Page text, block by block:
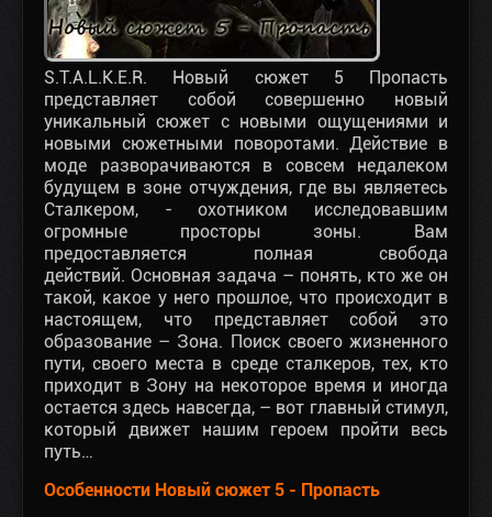
S.T.A.L.K.E.R. Новый сюжет 5 Пропасть
представляет собой совершенно новый
уникальный сюжет с новыми ощущениями и
новыми сюжетными поворотами. Действие в
моде разворачиваются в совсем недалеком
будущем в зоне отчуждения, где вы являетесь
Сталкером, - охотником исследовавшим
огромные просторы зоны. Вам
предоставляется полная свобода
действий. Основная задача – понять, кто же он
такой, какое у него прошлое, что происходит в
настоящем, что представляет собой это
образование – Зона. Поиск своего жизненного
пути, своего места в среде сталкеров, тех, кто
приходит в Зону на некоторое время и иногда
остается здесь навсегда, – вот главный стимул,
который движет нашим героем пройти весь
путь…
Особенности Новый сюжет 5 - Пропасть